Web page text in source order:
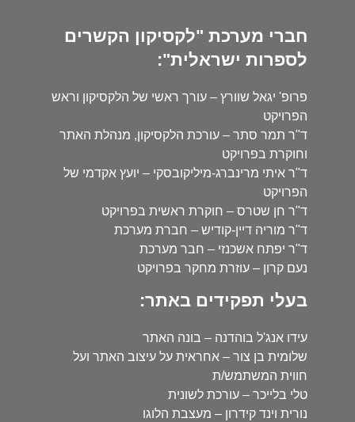
חברי מערכת "לקסיקון הקשרים
לספרות ישראלית":
פרופ' יגאל שוורץ – עורך ראשי של הלקסיקון וראש
הפרויקט
ד"ר תמר סתר – עורכת הלקסיקון, מנהלת האתר
וחוקרת בפרויקט
ד"ר איתי מרינברג-מיליקובסקי – יועץ אקדמי של
הפרויקט
ד"ר חן שטרס – חוקרת ראשית בפרויקט
ד"ר מוריה דיין-קודיש – חברת מערכת
ד"ר יפתח אשכנזי – חבר מערכת
נעם קרון – עוזרת מחקר בפרויקט
בעלי תפקידים באתר:
עידו אנג'ל בוהדנה – בונה האתר
שלומית בן צור – אחראית על עיצוב האתר ועל
חווית המשתמש/ת
טלי בלייכר – עורכת לשונית
נורית וינד קידרון – מעצבת הלוגו